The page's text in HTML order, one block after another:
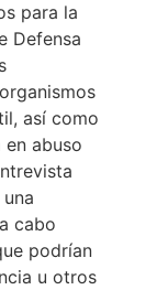
para la
Defensa
así como
abuso
cabo
podrían
u otros